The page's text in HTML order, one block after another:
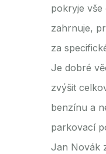
pokryje vše
zahrnuje,
za
Je dobré
zvýšit
benzínu a
parkovací
Jan Novák